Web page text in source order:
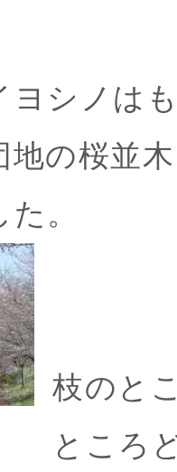
ヨシノは
地の桜並
。
枝のと
ところ